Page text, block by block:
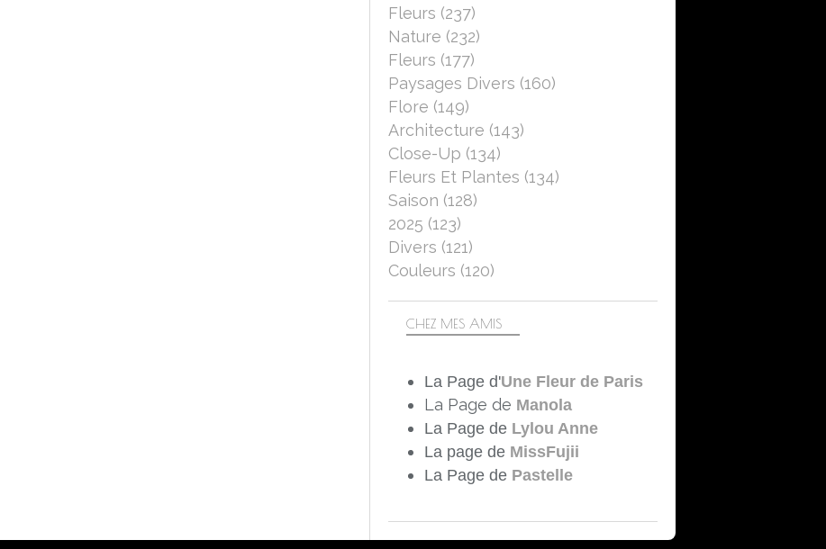
Fleurs (237)
Nature (232)
Fleurs (177)
Paysages Divers (160)
Flore (149)
Architecture (143)
Close-Up (134)
Fleurs Et Plantes (134)
Saison (128)
2025 (123)
Divers (121)
Couleurs (120)
CHEZ MES AMIS
La Page d'Une Fleur de Paris
La Page de Manola
La Page de Lylou Anne
La page de MissFujii
La Page de Pastelle